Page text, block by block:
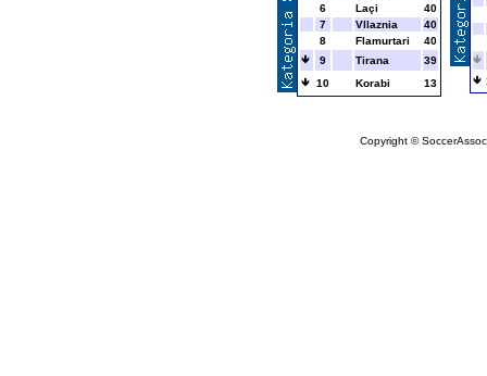
6
Laçi
40
7
Vllaznia
40
8
Flamurtari
40
9
Tirana
39
10
Korabi 13
Copyright ©